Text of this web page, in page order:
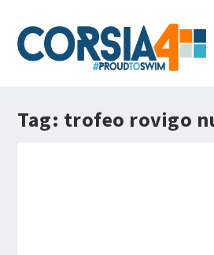
Tag: trofeo rovigo